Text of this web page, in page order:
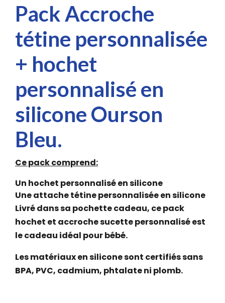
Pack Accroche
tétine personnalisée
+ hochet
personnalisé en
silicone Ourson
Bleu.
Ce pack comprend:
Un hochet personnalisé en silicone
Une attache tétine personnalisée en silicone
Livré dans sa pochette cadeau, ce pack
hochet et accroche sucette personnalisé est
le cadeau idéal pour bébé.
Les matériaux en silicone sont certifiés sans
BPA, PVC, cadmium, phtalate ni plomb.